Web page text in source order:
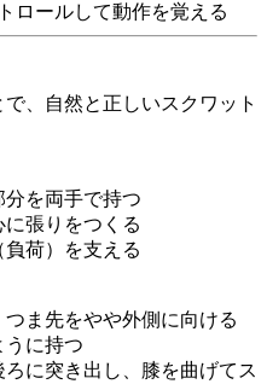
ロールして動作を覚える
、自然と正しいスクワット
を両手で持つ
張りをつくる
荷）を支える
ま先をやや外側に向ける
うに持つ
に突き出し、膝を曲げてス